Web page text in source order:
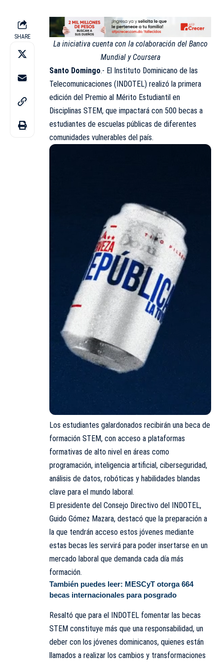
SHARE
La iniciativa cuenta con la colaboración del Banco
Mundial y Coursera
Santo Domingo.- El Instituto Dominicano de las
Telecomunicaciones (INDOTEL) realizó la primera
edición del Premio al Mérito Estudiantil en
Disciplinas STEM, que impactará con 500 becas a
estudiantes de escuelas públicas de diferentes
comunidades vulnerables del país.
Los estudiantes galardonados recibirán una beca de
formación STEM, con acceso a plataformas
formativas de alto nivel en áreas como
programación, inteligencia artificial, ciberseguridad,
análisis de datos, robóticas y habilidades blandas
clave para el mundo laboral.
El presidente del Consejo Directivo del INDOTEL,
Guido Gómez Mazara, destacó que la preparación a
la que tendrán acceso estos jóvenes mediante
estas becas les servirá para poder insertarse en un
mercado laboral que demanda cada día más
formación.
También puedes leer: MESCyT otorga 664
becas internacionales para posgrado
Resaltó que para el INDOTEL fomentar las becas
STEM constituye más que una responsabilidad, un
deber con los jóvenes dominicanos, quienes están
llamados a realizar los cambios y transformaciones